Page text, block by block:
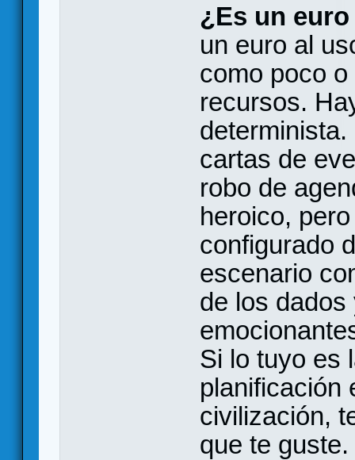
¿Es un
un euro al
como poco
recursos.
cartas de
robo de
heroico,
configurado
escenario
de los
Si lo tuyo es
planificación
civilización,
que te